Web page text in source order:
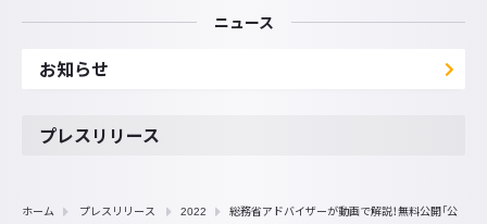
ニュース
お知らせ
プレスリリース
ホーム プレスリリース 2022
総務省アドバイザーが動画で解説！無料公開「公